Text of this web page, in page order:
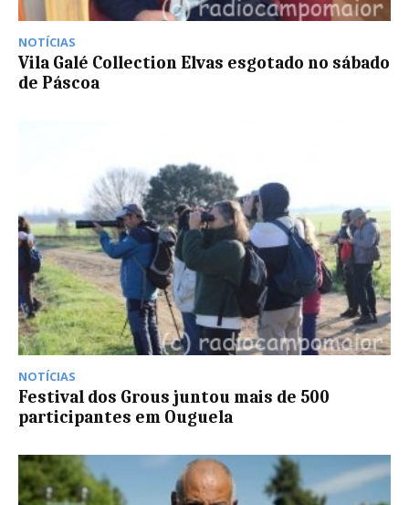
NOTÍCIAS
Vila Galé Collection Elvas esgotado no sábado
de Páscoa
NOTÍCIAS
Festival dos Grous juntou mais de 500
participantes em Ouguela